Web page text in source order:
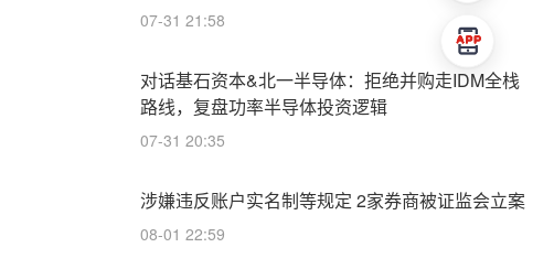
07-31 21:58
对话基石资本&北一半导体：拒绝并购走IDM全栈
路线，复盘功率半导体投资逻辑
07-31 20:35
涉嫌违反账户实名制等规定 2家券商被证监会立案
08-01 22:59